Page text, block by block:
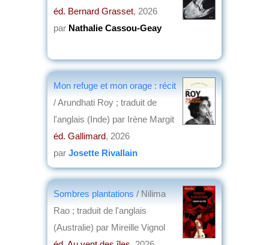
éd. Bernard Grasset, 2026
par Nathalie Cassou-Geay
Mon refuge et mon orage : récit
/ Arundhati Roy ; traduit de
l'anglais (Inde) par Irène Margit
éd. Gallimard, 2026
par Josette Rivallain
Sombres plantations / Nilima
Rao ; traduit de l'anglais
(Australie) par Mireille Vignol